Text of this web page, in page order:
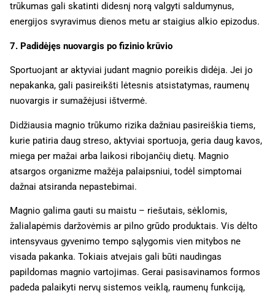
trūkumas gali skatinti didesnį norą valgyti saldumynus,
energijos svyravimus dienos metu ar staigius alkio epizodus.
7. Padidėjęs nuovargis po fizinio krūvio
Sportuojant ar aktyviai judant magnio poreikis didėja. Jei jo
nepakanka, gali pasireikšti lėtesnis atsistatymas, raumenų
nuovargis ir sumažėjusi ištvermė.
Didžiausia magnio trūkumo rizika dažniau pasireiškia tiems,
kurie patiria daug streso, aktyviai sportuoja, geria daug kavos,
miega per mažai arba laikosi ribojančių dietų. Magnio
atsargos organizme mažėja palaipsniui, todėl simptomai
dažnai atsiranda nepastebimai.
Magnio galima gauti su maistu – riešutais, sėklomis,
žalialapėmis daržovėmis ar pilno grūdo produktais. Vis dėlto
intensyvaus gyvenimo tempo sąlygomis vien mitybos ne
visada pakanka. Tokiais atvejais gali būti naudingas
papildomas magnio vartojimas. Gerai pasisavinamos formos
padeda palaikyti nervų sistemos veiklą, raumenų funkciją,